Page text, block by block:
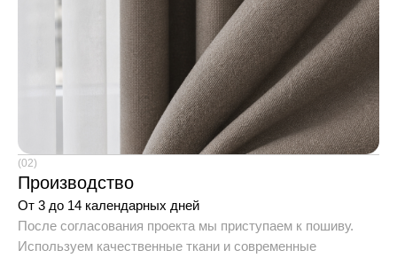
(02)
Производство
От 3 до 14 календарных дней
После согласования проекта мы приступаем к пошиву.
Используем качественные ткани и современные